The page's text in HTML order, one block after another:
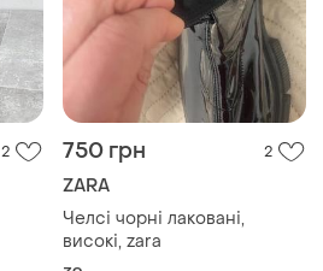
2 750 грн 2
ZARA
Челсі чорні лаковані,
високі, zara